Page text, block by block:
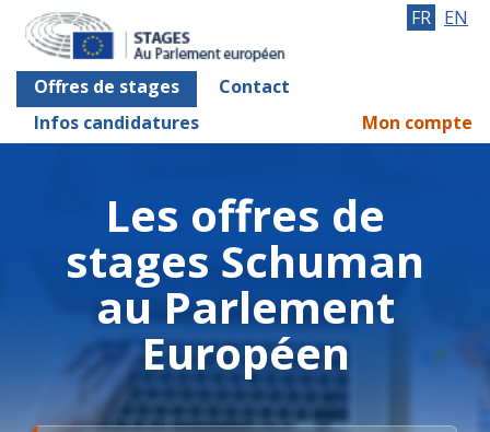
Offres de stages
Contact
Infos candidatures
FR EN
Mon compte
Les offres de
stages Schuman
au Parlement
Européen